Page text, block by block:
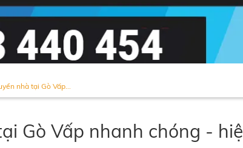
nhà tại Gò Vấp...
Gò Vấp nhanh chóng -